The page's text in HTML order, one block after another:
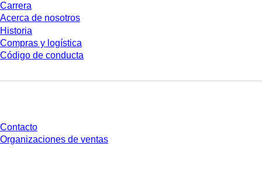
Carrera
Acerca de nosotros
Historia
Compras y logística
Código de conducta
Contacto
Organizaciones de ventas